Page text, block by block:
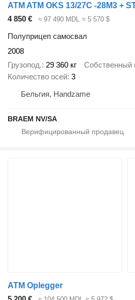
ATM ATM OKS 13/27C -28M3 +
4 850 €
≈ 97 490 MDL ≈ 5 570 $
Полуприцеп самосвал
2008
Грузопод. 29 360 кг Собственный
Количество осей 3
Бельгия, Handzame
BRAEM NV/SA
ATM Oplegger